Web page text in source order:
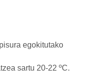
egokitutako
sartu 20-22 ºC.